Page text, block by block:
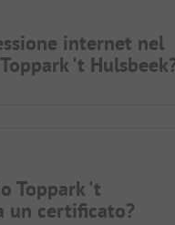
internet nel
't
Toppark 't
un certificato?